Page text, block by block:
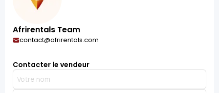
Afrirentals Team
contact@afrirentals.com
Contacter le vendeur